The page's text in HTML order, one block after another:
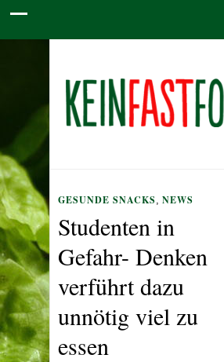
GESUNDE SNACKS NEWS
Studenten in
Gefahr- Denken
verführt dazu
unnötig viel zu
essen